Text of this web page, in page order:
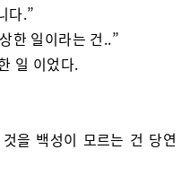
다.”
한 일이라는 건..”
일 이었다.
을 백성이 모르는 건 당연